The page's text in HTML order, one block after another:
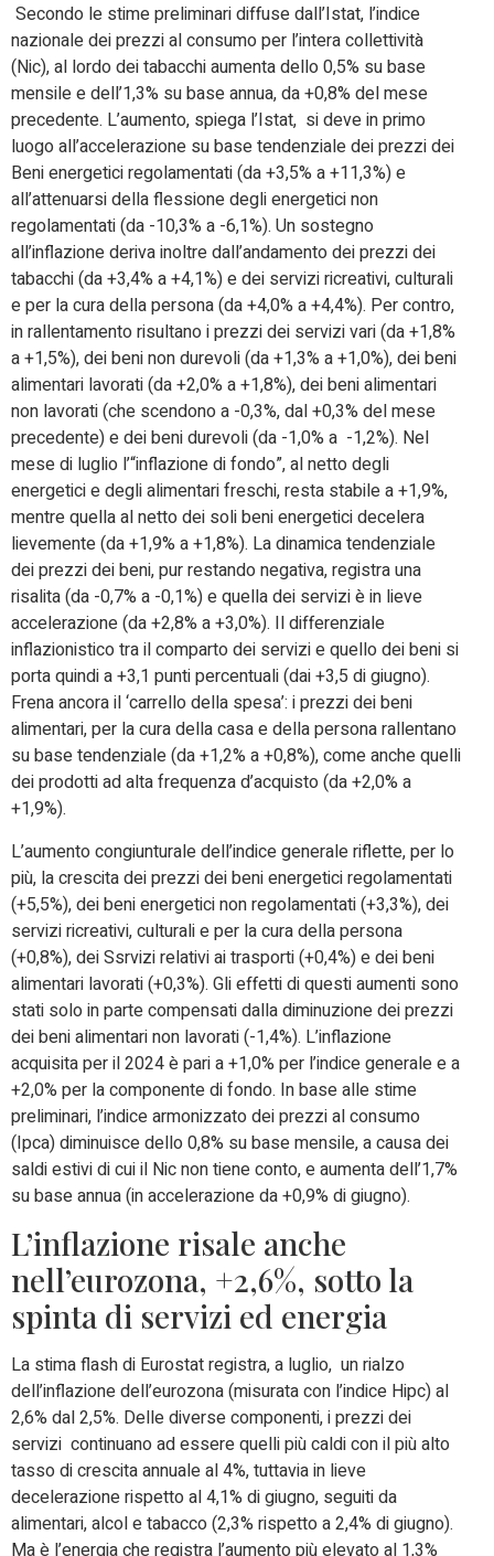
Secondo le stime preliminari diffuse dall’Istat, l’indice
nazionale dei prezzi al consumo per l’intera collettività
(Nic), al lordo dei tabacchi aumenta dello 0,5% su base
mensile e dell’1,3% su base annua, da +0,8% del mese
precedente. L’aumento, spiega l’Istat, si deve in primo
luogo all’accelerazione su base tendenziale dei prezzi dei
Beni energetici regolamentati (da +3,5% a +11,3%) e
all’attenuarsi della flessione degli energetici non
regolamentati (da -10,3% a -6,1%). Un sostegno
all’inflazione deriva inoltre dall’andamento dei prezzi dei
tabacchi (da +3,4% a +4,1%) e dei servizi ricreativi, culturali
e per la cura della persona (da +4,0% a +4,4%). Per contro,
in rallentamento risultano i prezzi dei servizi vari (da +1,8%
a +1,5%), dei beni non durevoli (da +1,3% a +1,0%), dei beni
alimentari lavorati (da +2,0% a +1,8%), dei beni alimentari
non lavorati (che scendono a -0,3%, dal +0,3% del mese
precedente) e dei beni durevoli (da -1,0% a -1,2%). Nel
mese di luglio l’“inflazione di fondo”, al netto degli
energetici e degli alimentari freschi, resta stabile a +1,9%,
mentre quella al netto dei soli beni energetici decelera
lievemente (da +1,9% a +1,8%). La dinamica tendenziale
dei prezzi dei beni, pur restando negativa, registra una
risalita (da -0,7% a -0,1%) e quella dei servizi è in lieve
accelerazione (da +2,8% a +3,0%). Il differenziale
inflazionistico tra il comparto dei servizi e quello dei beni si
porta quindi a +3,1 punti percentuali (dai +3,5 di giugno).
Frena ancora il ‘carrello della spesa’: iprezzi dei beni
alimentari, per la cura della casa e della persona rallentano
su base tendenziale (da +1,2% a +0,8%), come anche quelli
dei prodotti ad alta frequenza d’acquisto (da +2,0% a
+1,9%).
L’aumento congiunturale dell’indice generale riflette, per lo
più, la crescita dei prezzi dei beni energetici regolamentati
(+5,5%), dei beni energetici non regolamentati (+3,3%), dei
servizi ricreativi, culturali e per la cura della persona
(+0,8%), dei Ssrvizi relativi ai trasporti (+0,4%) e dei beni
alimentari lavorati (+0,3%). Gli effetti di questi aumenti sono
stati solo in parte compensati dalla diminuzione dei prezzi
dei beni alimentari non lavorati (-1,4%). L’inflazione
acquisita per il 2024 è pari a +1,0% per l’indice generale e a
+2,0% per la componente di fondo. In base alle stime
preliminari, l’indice armonizzato dei prezzi al consumo
(Ipca) diminuisce dello 0,8% su base mensile, a causa dei
saldi estivi di cui il Nic non tiene conto, e aumenta dell’1,7%
su base annua (in accelerazione da +0,9% di giugno).
L’inflazione risale anche
nell’eurozona, +2,6%, sotto la
spinta di servizi ed energia
La stima flash di Eurostat registra, a luglio, un rialzo
dell’inflazione dell’eurozona (misurata con l’indice Hipc) al
2,6% dal 2,5%. Delle diverse componenti, i prezzi dei
servizi continuano ad essere quelli più caldi con il più alto
tasso di crescita annuale al 4%, tuttavia in lieve
decelerazione rispetto al 4,1% di giugno, seguiti da
alimentari, alcol e tabacco (2,3% rispetto a 2,4% di giugno).
Ma è l’energia che registra l’aumento più elevato al 1,3%